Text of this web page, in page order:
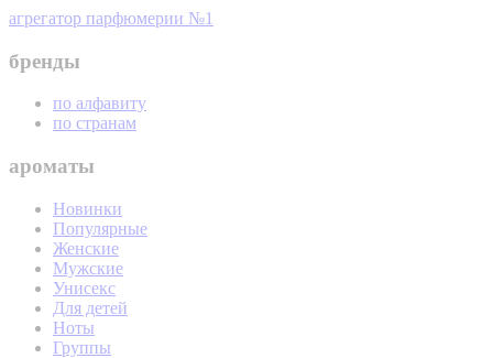
агрегатор парфюмерии №1
бренды
по алфавиту
по странам
ароматы
Новинки
Популярные
Женские
Мужские
Унисекс
Для детей
Ноты
Группы